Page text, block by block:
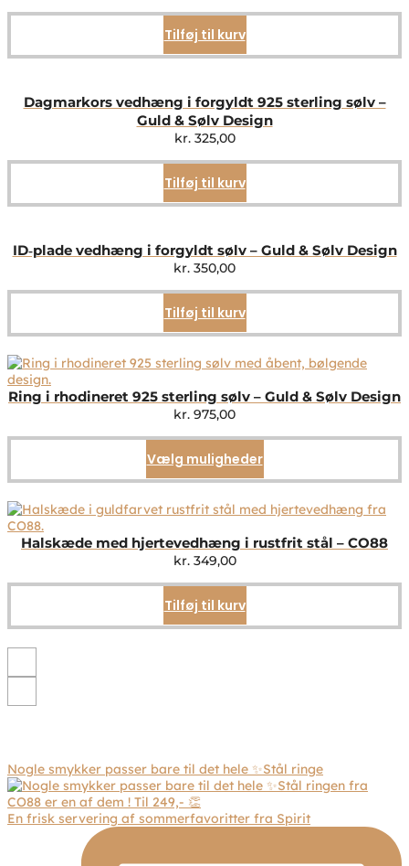
Tilføj til kurv
Dagmarkors vedhæng i forgyldt 925 sterling sølv –
Guld & Sølv Design
kr.325,00
Tilføj til kurv
ID‑plade vedhæng i forgyldt sølv – Guld & Sølv Design
kr. 350,00
Tilføj til kurv
Ring i rhodineret 925 sterling sølv – Guld & Sølv Design
kr. 975,00
Vælg mulighederDette
vare
flere
Mulighederne
på
Halskæde med hjertevedhæng i rustfrit stål – CO88
kr.349,00
Tilføj til kurv
Nogle smykker passer bare til det hele ✨Stål ringe
En frisk servering af sommerfavoritter fra Spirit